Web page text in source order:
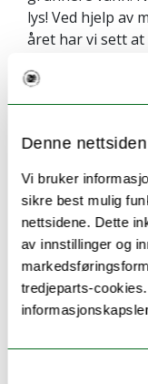
Denne
Vi bruker
sikre best mulig
nettsidene. Dette
av innstillinger og
tredjeparts-
lys! Ved hjelp av
året har vi sett
dykkere kan ta
nærmere i
planter i mørket,
fugler som lever
vinterstid.
Utstillingen har
med utlån både
Siste
2015.